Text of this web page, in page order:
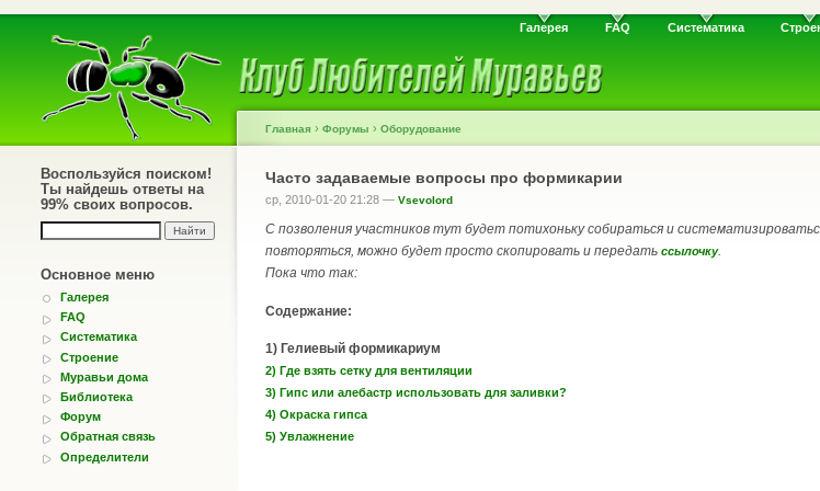
Галерея FAQ Систематика
Воспользуйся поиском!
Ты найдешь ответы на
99% своих вопросов.
Основное меню
Галерея
FAQ
Систематика
Строение
Муравьи дома
Библиотека
Форум
Обратная связь
Определители
Главная › Форумы › Оборудование
Часто задаваемые вопросы про формикарии
ср, 2010-01-20 21:28 — Vsevolord
С позволения участников тут будет потихоньку собираться и
повторяться, можно будет просто скопировать и передать ссылочку.
Пока что так:
Содержание:
1) Гелиевый формикариум
2) Где взять сетку для вентиляции
3) Гипс или алебастр использовать для заливки?
4) Окраска гипса
5) Увлажнение